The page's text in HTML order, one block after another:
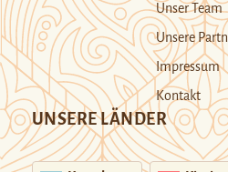
Unser Team
Unsere
Impressum
Kontakt
UNSERE LÄNDER